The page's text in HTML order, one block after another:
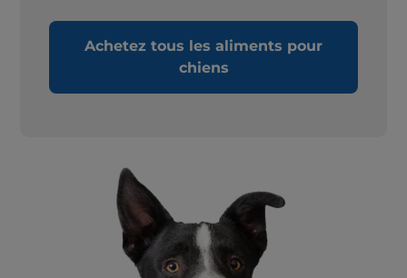
Achetez tous les aliments pour
chiens